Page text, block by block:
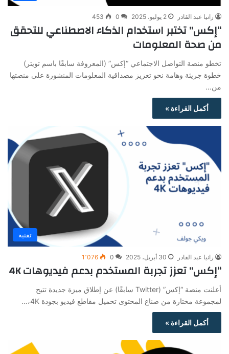
رانيا عبد القادر 2 يوليو، 2025 0
453
“إكس” تختبر استخدام الذكاء الاصطناعي للتحقق
من صحة المعلومات
تخطو منصة التواصل الاجتماعي “إكس” (المعروفة سابقًا باسم تويتر)
خطوة جريئة وهامة نحو تعزيز مصداقية المعلومات المنشورة على منصتها
من…
أكمل القراءة »
تقنية
رانيا عبد القادر 30 أبريل، 2025 0 1٬076
“إكس” تعزز تجربة المستخدم بدعم فيديوهات 4K
أعلنت منصة “إكس” (Twitter سابقًا) عن إطلاق ميزة جديدة تتيح
لمجموعة مختارة من صناع المحتوى تحميل مقاطع فيديو بجودة 4K،…
أكمل القراءة »